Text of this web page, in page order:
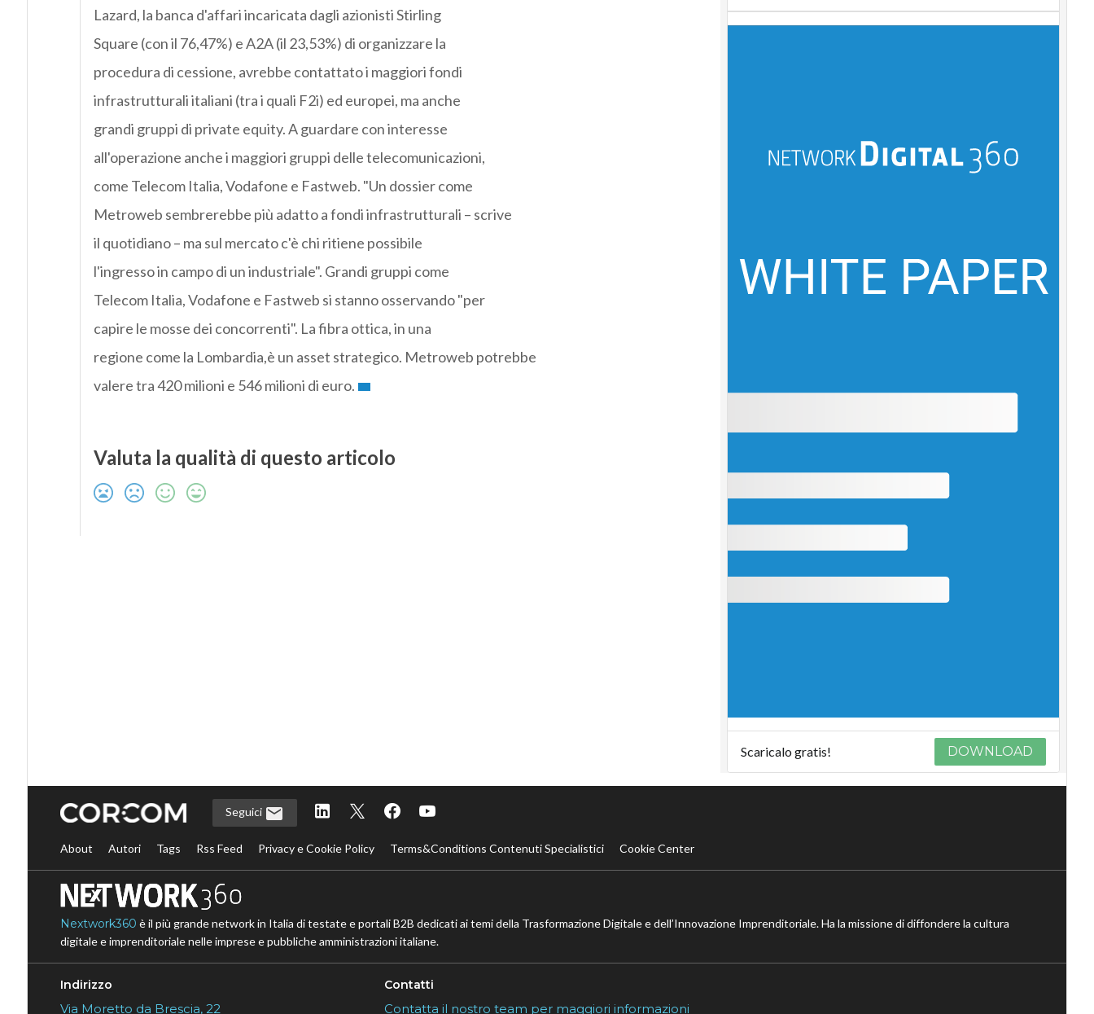
Lazard, la banca d'affari incaricata dagli azionisti Stirling
Square (con il 76,47%) e A2A (il 23,53%) di organizzare la
procedura di cessione, avrebbe contattato i maggiori fondi
infrastrutturali italiani (tra i quali F2i) ed europei, ma anche
grandi gruppi di private equity. A guardare con interesse
all'operazione anche i maggiori gruppi delle telecomunicazioni,
come Telecom Italia, Vodafone e Fastweb. "Un dossier come
Metroweb sembrerebbe più adatto a fondi infrastrutturali – scrive
il quotidiano – ma sul mercato c'è chi ritiene possibile
l'ingresso in campo di un industriale". Grandi gruppi come
Telecom Italia, Vodafone e Fastweb si stanno osservando "per
capire le mosse dei concorrenti". La fibra ottica, in una
regione come la Lombardia,è un asset strategico. Metroweb potrebbe
valere tra 420 milioni e 546 milioni di euro.
Valuta la qualità di questo articolo
Scaricalo gratis! DOWNLOAD
Seguici
About Autori Tags Rss Feed Privacy e Cookie Policy Terms&Conditions Contenuti Specialistici Cookie Center
Nextwork360 è il più grande network in Italia di testate e portali B2B dedicati ai temi della Trasformazione Digitale e dell’Innovazione Imprenditoriale. Ha la missione di diffondere la cultura
digitale e imprenditoriale nelle imprese e pubbliche amministrazioni italiane.
Indirizzo
Via Moretto da Brescia, 22
Contatti
Contatta il nostro team per maggiori informazioni